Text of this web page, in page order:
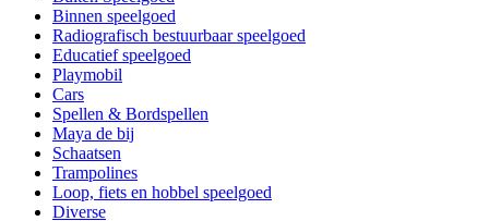
Binnen speelgoed
Radiografisch bestuurbaar speelgoed
Educatief speelgoed
Playmobil
Cars
Spellen & Bordspellen
Maya de bij
Schaatsen
Trampolines
Loop, fiets en hobbel speelgoed
Diverse